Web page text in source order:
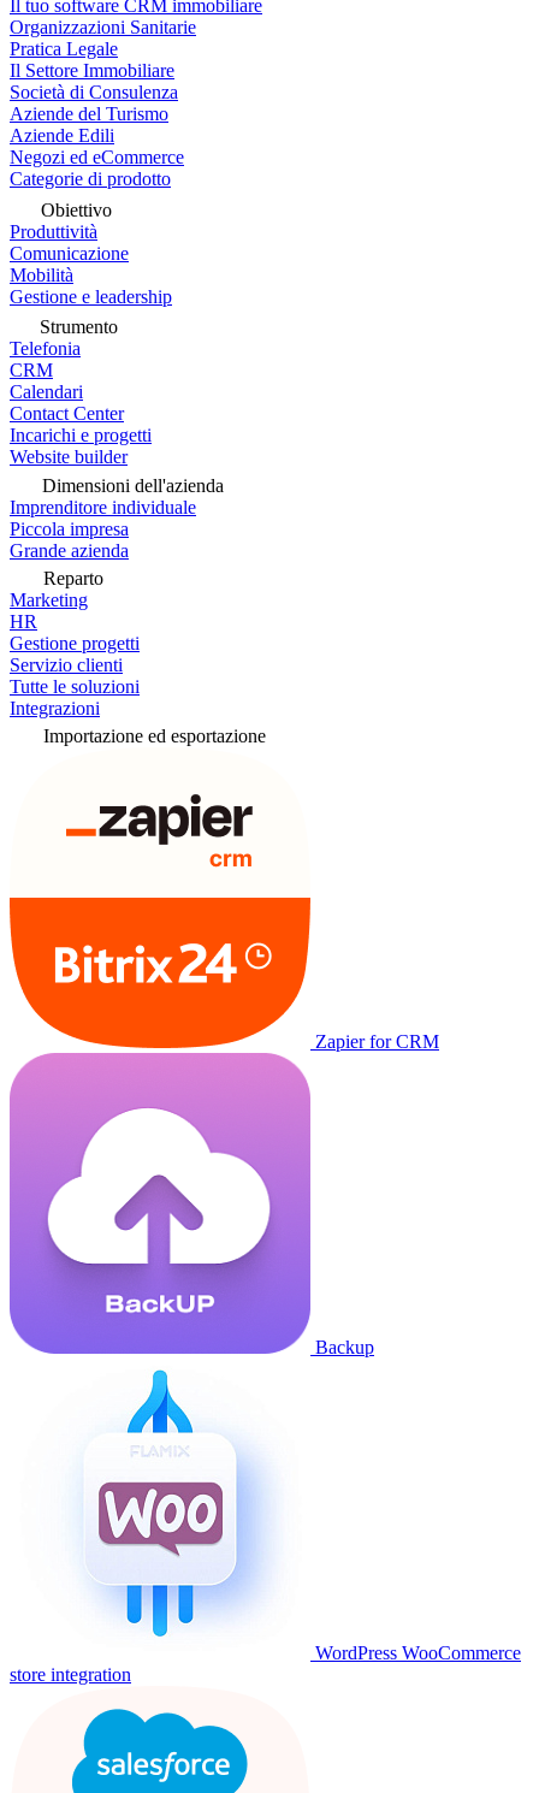
Il tuo software CRM immobiliare
Organizzazioni Sanitarie
Pratica Legale
Il Settore Immobiliare
Società di Consulenza
Aziende del Turismo
Aziende Edili
Negozi ed eCommerce
Categorie di prodotto
Obiettivo
Produttività
Comunicazione
Mobilità
Gestione e leadership
Strumento
Telefonia
CRM
Calendari
Contact Center
Incarichi e progetti
Website builder
Dimensioni dell'azienda
Imprenditore individuale
Piccola impresa
Grande azienda
Reparto
Marketing
HR
Gestione progetti
Servizio clienti
Tutte le soluzioni
Integrazioni
Importazione ed esportazione
Zapier for CRM
Backup
WordPress WooCommerce
store integration